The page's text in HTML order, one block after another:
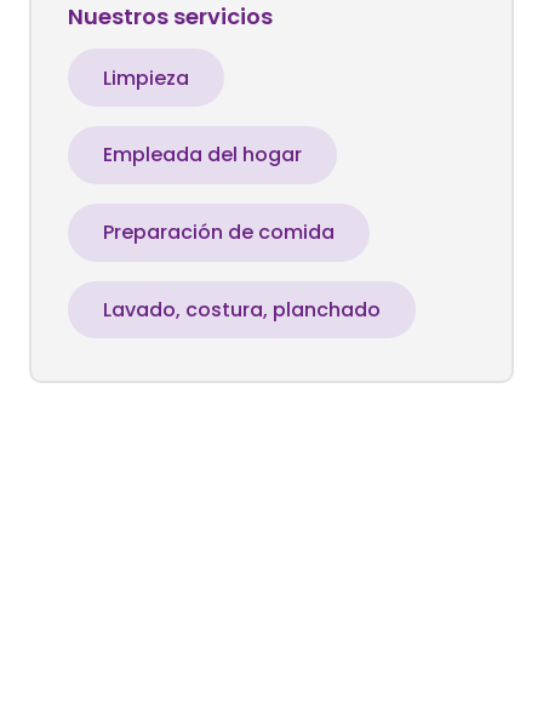
Nuestros servicios
Limpieza
Empleada del hogar
Preparación de comida
Lavado, costura, planchado